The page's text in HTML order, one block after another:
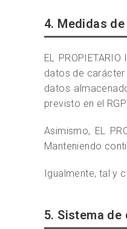
4. Medidas
EL
datos de
datos
previsto en el
Asimismo, EL
Manteniendo
Igualmente, tal y
5. Sistema